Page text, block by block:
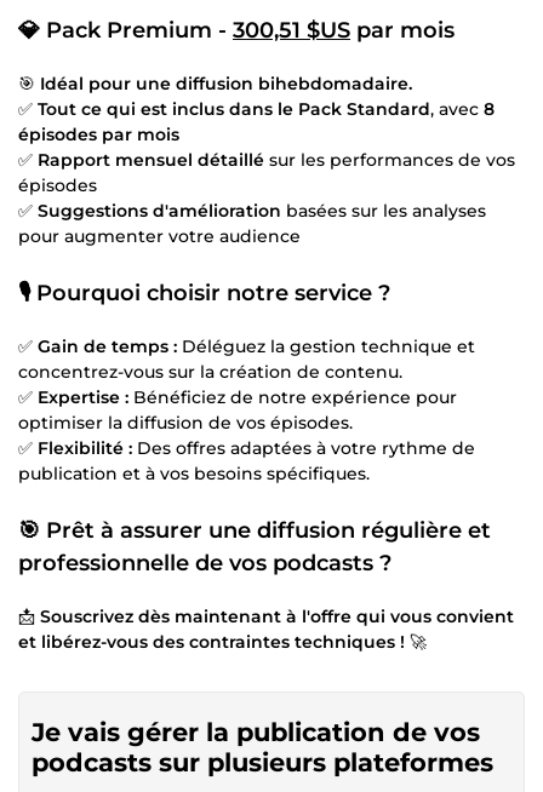
💎 Pack Premium - 300,51 $US par mois
🎯 Idéal pour une diffusion bihebdomadaire.
✅ Tout ce qui est inclus dans le Pack Standard, avec 8
épisodes par mois
✅ Rapport mensuel détaillé sur les performances de vos
épisodes
✅ Suggestions d'amélioration basées sur les analyses
pour augmenter votre audience
🎙️ Pourquoi choisir notre service ?
✅ Gain de temps : Déléguez la gestion technique et
concentrez-vous sur la création de contenu.
✅ Expertise : Bénéficiez de notre expérience pour
optimiser la diffusion de vos épisodes.
✅ Flexibilité : Des offres adaptées à votre rythme de
publication et à vos besoins spécifiques.
🎯 Prêt à assurer une diffusion régulière et
professionnelle de vos podcasts ?
📩 Souscrivez dès maintenant à l'offre qui vous convient
et libérez-vous des contraintes techniques ! 🚀
Je vais gérer la publication de vos
podcasts sur plusieurs plateformes